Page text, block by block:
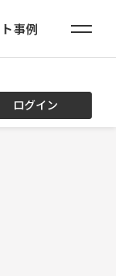
事例
ログイン